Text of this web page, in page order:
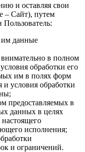
и оставляя свои
– Сайт), путем
им данные
в полном
обработки его
им в полях форм
и условия обработки
предоставляемых в
данных в целях
исполнения;
и ограничений.